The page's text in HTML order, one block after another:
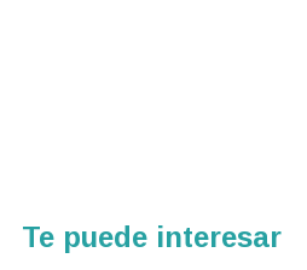
Te puede interesar